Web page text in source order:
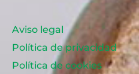
Aviso legal
Política de privacidad
Política de cookies